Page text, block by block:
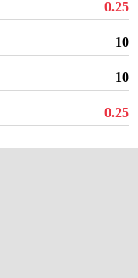
0.25
10
10
0.25